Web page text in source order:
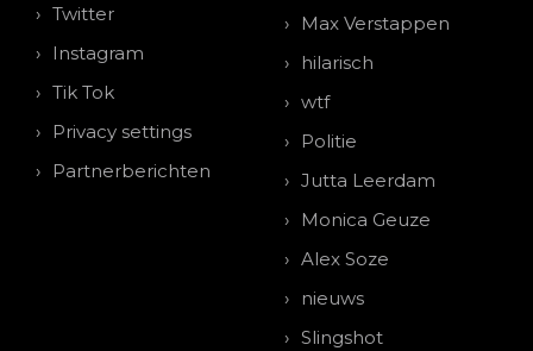
Twitter
Instagram
Tik Tok
Privacy settings
Partnerberichten
Max Verstappen
hilarisch
wtf
Politie
Jutta Leerdam
Monica Geuze
Alex Soze
nieuws
Slingshot